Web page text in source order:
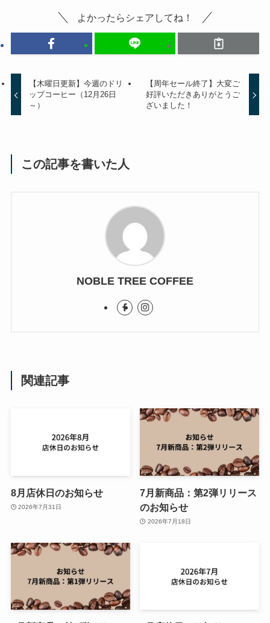
よかったらシェアしてね！
【木曜日更新】今週のドリ
ップコーヒー（12月26日
～）
【周年セール終了】大変ご
好評いただきありがとうご
ざいました！
この記事を書いた人
NOBLE TREE COFFEE
関連記事
8月店休日のお知らせ
2026年7月31日
7月新商品：第2弾リリース
のお知らせ
2026年7月18日